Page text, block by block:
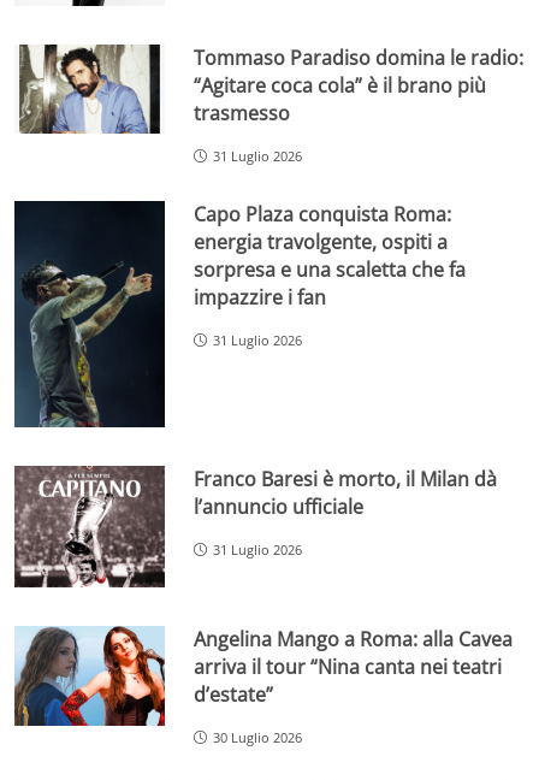
Tommaso Paradiso domina le radio:
“Agitare coca cola” è il brano più
trasmesso
31 Luglio 2026
Capo Plaza conquista Roma:
energia travolgente, ospiti a
sorpresa e una scaletta che fa
impazzire i fan
31 Luglio 2026
Franco Baresi è morto, il Milan dà
l’annuncio ufficiale
31 Luglio 2026
Angelina Mango a Roma: alla Cavea
arriva il tour “Nina canta nei teatri
d’estate”
30 Luglio 2026